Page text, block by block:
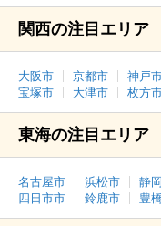
関西の注目エリア
大阪市 京都市 神戸
宝塚市
大津市 枚方
東海の注目エリア
名古屋市 浜松市 静
四日市市
鈴鹿市 豊